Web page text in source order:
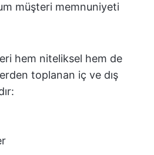
müşteri memnuniyeti
hem niteliksel hem de
toplanan iç ve dış